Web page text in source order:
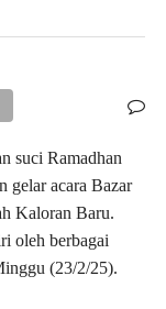
suci Ramadhan
gelar acara Bazar
Kaloran Baru.
oleh berbagai
(23/2/25).